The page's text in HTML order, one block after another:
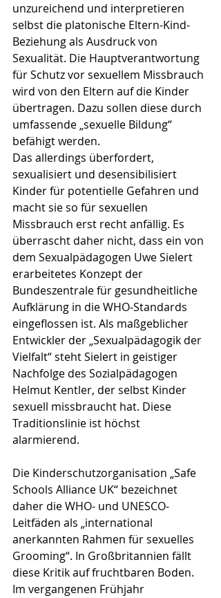
unzureichend und interpretieren
selbst die platonische Eltern-Kind-
Beziehung als Ausdruck von
Sexualität. Die Hauptverantwortung
für Schutz vor sexuellem Missbrauch
wird von den Eltern auf die Kinder
übertragen. Dazu sollen diese durch
umfassende „sexuelle Bildung“
befähigt werden.
Das allerdings überfordert,
sexualisiert und desensibilisiert
Kinder für potentielle Gefahren und
macht sie so für sexuellen
Missbrauch erst recht anfällig. Es
überrascht daher nicht, dass ein von
dem Sexualpädagogen Uwe Sielert
erarbeitetes Konzept der
Bundeszentrale für gesundheitliche
Aufklärung in die WHO-Standards
eingeflossen ist. Als maßgeblicher
Entwickler der „Sexualpädagogik der
Vielfalt“ steht Sielert in geistiger
Nachfolge des Sozialpädagogen
Helmut Kentler, der selbst Kinder
sexuell missbraucht hat. Diese
Traditionslinie ist höchst
alarmierend.
Die Kinderschutzorganisation „Safe
Schools Alliance UK“ bezeichnet
daher die WHO- und UNESCO-
Leitfäden als „international
anerkannten Rahmen für sexuelles
Grooming“. In Großbritannien fällt
diese Kritik auf fruchtbaren Boden.
Im vergangenen Frühjahr